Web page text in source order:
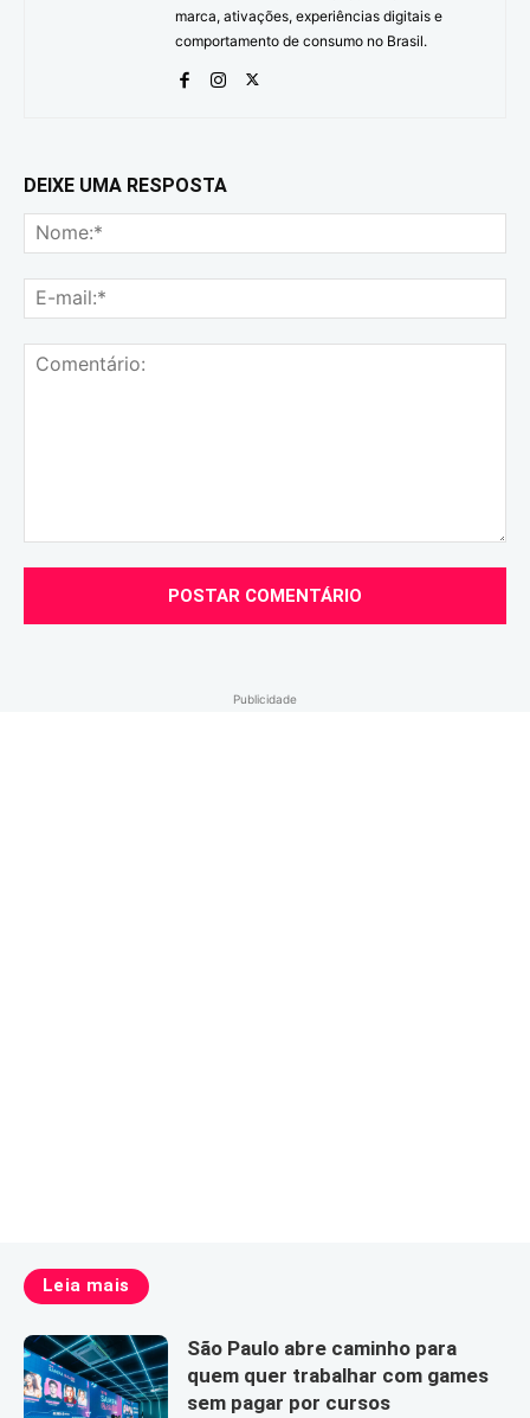
marca, ativações, experiências digitais e
comportamento de consumo no Brasil.
DEIXE UMA RESPOSTA
Publicidade
Leia mais
São Paulo abre caminho para
quem quer trabalhar com games
sem pagar por cursos